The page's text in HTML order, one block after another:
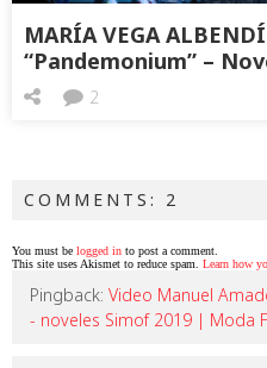
MARÍA VEGA
“Pandemonium” –
2
COMMENTS: 2
You must be logged in to post a comment.
This site uses Akismet to reduce spam. Learn how
Pingback: Video Manuel
- noveles Simof 2019 | Moda